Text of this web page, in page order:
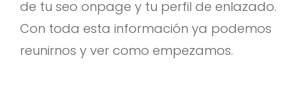
de tu seo onpage y tu perfil de enlazado.
Con toda esta información ya podemos
reunirnos y ver como empezamos.